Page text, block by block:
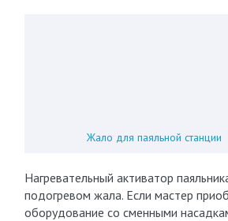
Жало для паяльной станции
Нагревательный активатор
подогревом жала. Если мастер
оборудование со сменными